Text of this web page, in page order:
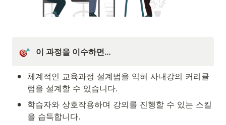
이 과정을 이수하면…
• 체계적인 교육과정 설계법을 익혀 사내강의 커리큘
럼을 설계할 수 있습니다.
•
학습자와 상호작용하며 강의를 진행할 수 있는 스킬
을 습득합니다.